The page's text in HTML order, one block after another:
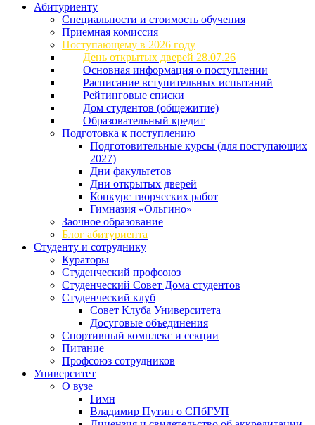
Абитуриенту
Специальности и стоимость обучения
Приемная комиссия
Поступающему в 2026 году
День открытых дверей 28.07.26
Основная информация о поступлении
Расписание вступительных испытаний
Рейтинговые списки
Дом студентов (общежитие)
Образовательный кредит
Подготовка к поступлению
Подготовительные курсы (для поступающих
2027)
Дни факультетов
Дни открытых дверей
Конкурс творческих работ
Гимназия «Ольгино»
Заочное образование
Блог абитуриента
Студенту и сотруднику
Кураторы
Студенческий профсоюз
Студенческий Совет Дома студентов
Студенческий клуб
Совет Клуба Университета
Досуговые объединения
Спортивный комплекс и секции
Питание
Профсоюз сотрудников
Университет
О вузе
Гимн
Владимир Путин о СПбГУП